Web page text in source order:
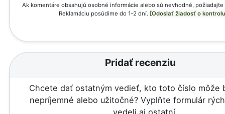
Ak komentáre obsahujú osobné informácie alebo sú nevhodné,
Reklamáciu posúdime do 1-2 dní. [Odoslať žiadosť o
Pridať recenziu
Chcete dať ostatným vedieť, kto toto číslo môže
nepríjemné alebo užitočné? Vyplňte formulár